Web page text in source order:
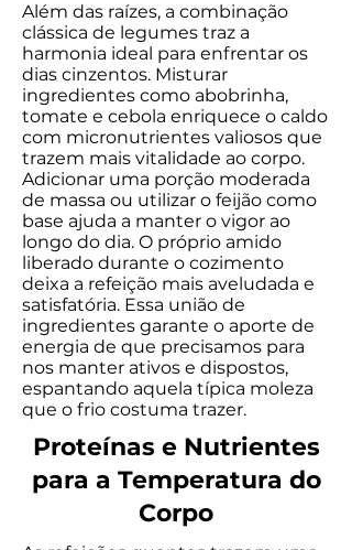
Além das raízes, a combinação
clássica de legumes traz a
harmonia ideal para enfrentar os
dias cinzentos. Misturar
ingredientes como abobrinha,
tomate e cebola enriquece o caldo
com micronutrientes valiosos que
trazem mais vitalidade ao corpo.
Adicionar uma porção moderada
de massa ou utilizar o feijão como
base ajuda a manter o vigor ao
longo do dia. O próprio amido
liberado durante o cozimento
deixa a refeição mais aveludada e
satisfatória. Essa união de
ingredientes garante o aporte de
energia de que precisamos para
nos manter ativos e dispostos,
espantando aquela típica moleza
que o frio costuma trazer.
Proteínas e Nutrientes
para a Temperatura do
Corpo